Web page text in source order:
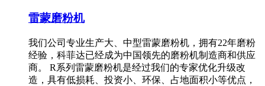
雷蒙磨粉机
我们公司专业生产大、中型雷蒙磨粉机，拥有22年磨粉
经验，科菲达已经成为中国领先的磨粉机制造商和供应
商。 R系列雷蒙磨粉机是经过我们的专家优化升级改
造，具有低损耗、投资小、环保、占地面积小等优点，